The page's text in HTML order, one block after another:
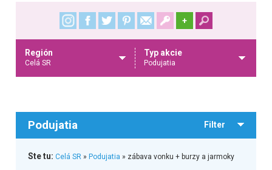
+
Región
Celá SR
Typ akcie
Podujatia
Podujatia Filter
Ste tu: Celá SR» Podujatia » zábava vonku + burzy a jarmoky